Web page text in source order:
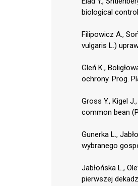
biological
Filipowicz A.,
vulgaris L.)
Gleń K.,
ochrony. Prog.
Gross Y., Kigel
common bean
Gunerka L.,
wybranego
Jabłońska L.,
pierwszej